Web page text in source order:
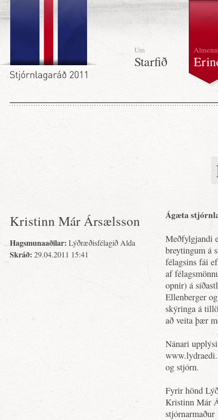
Um
Starfið
Almenn
Kristinn Már Ársælsson
Hagsmunaaðilar: Lýðræðisfélagið Alda
Skráð: 29.04.2011 15:41
Ágæta
Meðfylgjandi
breytingum á
félagsins fái
af
opnir) á
Ellenberger
skýringa á
að veita þær
Nánari
og stjórn.
Fyrir hönd
Kristinn Már
stjórnarmaður